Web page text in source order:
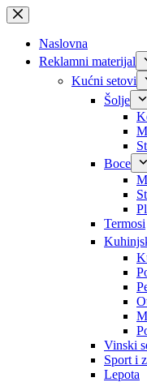
Skip
to
contentNaslovna
Reklamni materijal
Kućni setovi
Šolje
Boce
Termosi
Vinski
Sport i
Lepota